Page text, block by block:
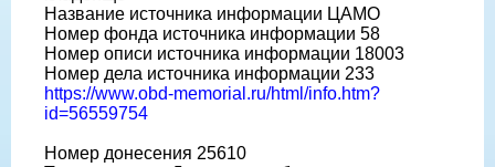
Название источника информации ЦАМО
Номер фонда источника информации 58
Номер описи источника информации 18003
Номер дела источника информации 233
https://www.obd-memorial.ru/html/info.htm?
id=56559754
Номер донесения 25610